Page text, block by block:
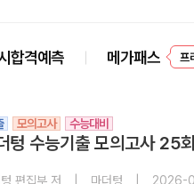
합격예측 메가패스
모의고사 수능대비
텅 수능기출 모의고사 25
편집부 저 마더텅 2026-